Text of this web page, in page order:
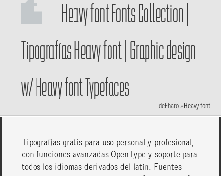
Heavy font Fonts Collection
Tipografías Heavy font Graphic design
w/ Heavy font Typefaces
deFharo» Heavy font
Tipografías gratis para uso personal y profesional,
con funciones avanzadas OpenType y soporte para
todos los idiomas derivados del latín. Fuentes